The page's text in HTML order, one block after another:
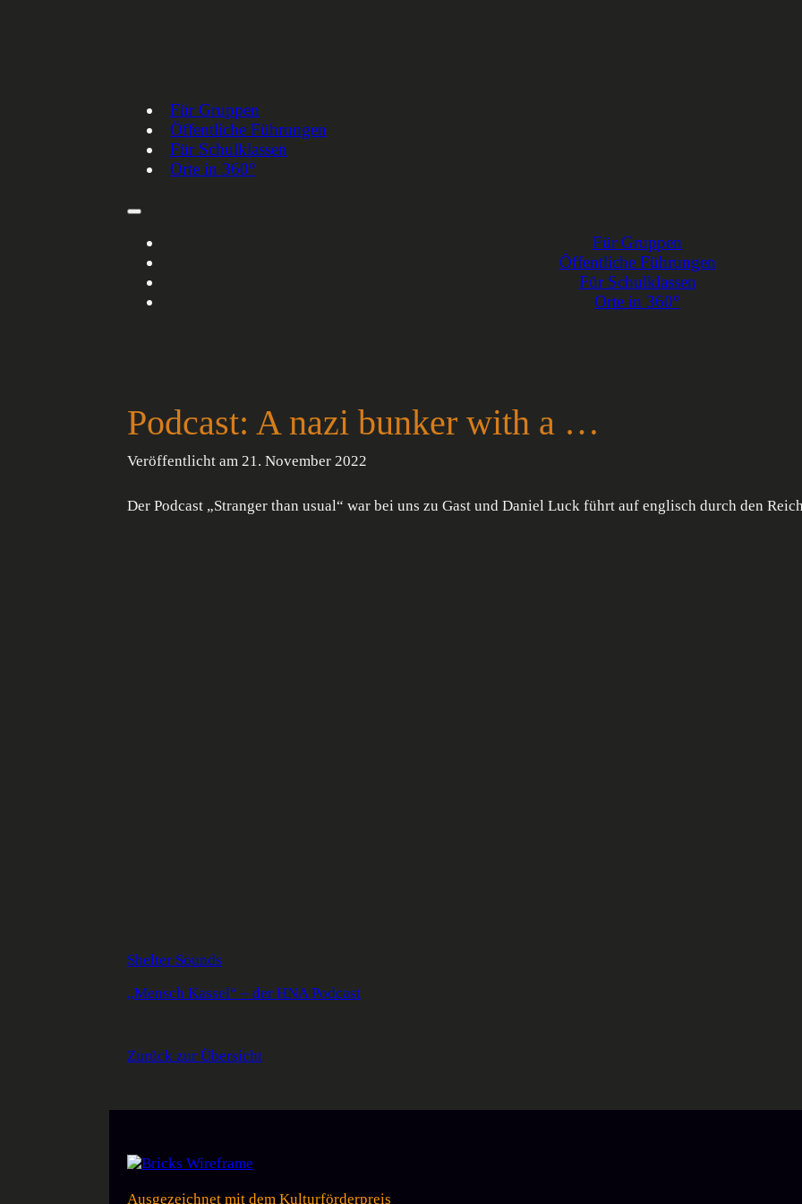
Für Gruppen
Öffentliche Führungen
Für Schulklassen
Orte in 360°
Für Gruppen
Öffentliche Führungen
Für Schulklassen
Orte in 360°
Podcast: A nazi bunker with a …
Veröffentlicht am 21. November 2022
Der Podcast „Stranger than usual“ war bei uns zu Gast und Daniel Luck führt auf englisch durch den
Shelter Sounds
„Mensch Kassel“ – der HNA Podcast
Zurück zur Übersicht
Ausgezeichnet mit dem Kulturförderpreis